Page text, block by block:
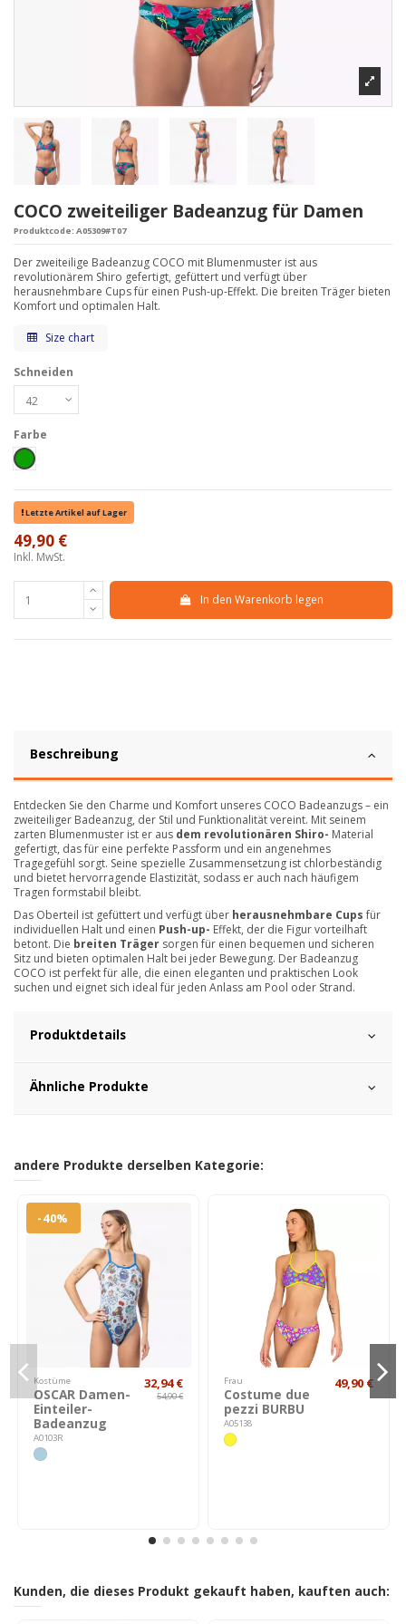
COCO zweiteiliger Badeanzug für Damen
Produktcode: A05309#T07
Der zweiteilige Badeanzug COCO mit Blumenmuster ist aus
revolutionärem Shiro gefertigt, gefüttert und verfügt über
herausnehmbare Cups für einen Push-up-Effekt. Die breiten Träger bieten
Komfort und optimalen Halt.
Size chart
Schneiden
Farbe
Verde
Letzte Artikel auf Lager
49,90 €
Inkl. MwSt.
In den Warenkorb legen
Beschreibung
Entdecken Sie den Charme und Komfort unseres COCO Badeanzugs – ein
zweiteiliger Badeanzug, der Stil und Funktionalität vereint. Mit seinem
zarten Blumenmuster ist er aus dem revolutionären Shiro- Material
gefertigt, das für eine perfekte Passform und ein angenehmes
Tragegefühl sorgt. Seine spezielle Zusammensetzung ist chlorbeständig
und bietet hervorragende Elastizität, sodass er auch nach häufigem
Tragen formstabil bleibt.
Das Oberteil ist gefüttert und verfügt über herausnehmbare Cupsfür
individuellen Halt und einen Push-up- Effekt, der die Figur vorteilhaft
betont. Die breiten Träger sorgen für einen bequemen und sicheren
Sitz und bieten optimalen Halt bei jeder Bewegung. Der Badeanzug
COCO ist perfekt für alle, die einen eleganten und praktischen Look
suchen und eignet sich ideal für jeden Anlass am Pool oder Strand.
Produktdetails
Ähnliche Produkte
andere Produkte derselben Kategorie:
-40%
Kostüme
OSCAR Damen-
Einteiler-
Badeanzug
A0103R
32,94 €
54,90 €
Frau
Costume due
pezzi BURBU
A05138
49,90 €
Kunden, die dieses Produkt gekauft haben, kauften auch: